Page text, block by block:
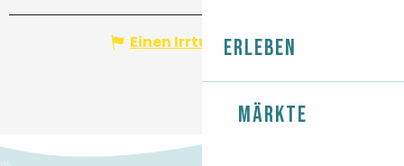
Erleben
Märkte
Einen Irrtum angeben